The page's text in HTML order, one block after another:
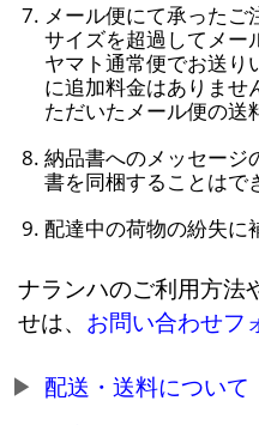
メール便にて承ったご
サイズを超過してメー
ヤマト通常便でお送り
に追加料金はありませ
ただいたメール便の送
納品書へのメッセージ
書を同梱することはで
配達中の荷物の紛失に
ナランハのご利用方法
せは、 お問い合わせフ
配送・送料について